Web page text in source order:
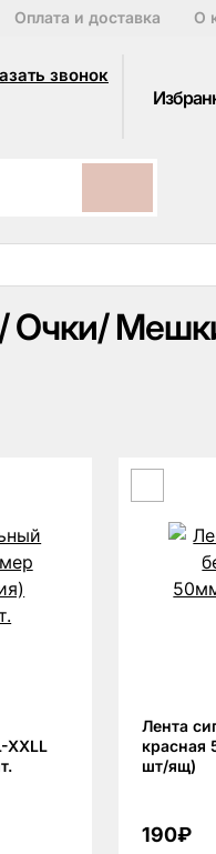
Оплата и доставка О
звонок
Очки/
XXLL
Лента
красная
шт/ящ)
190₽